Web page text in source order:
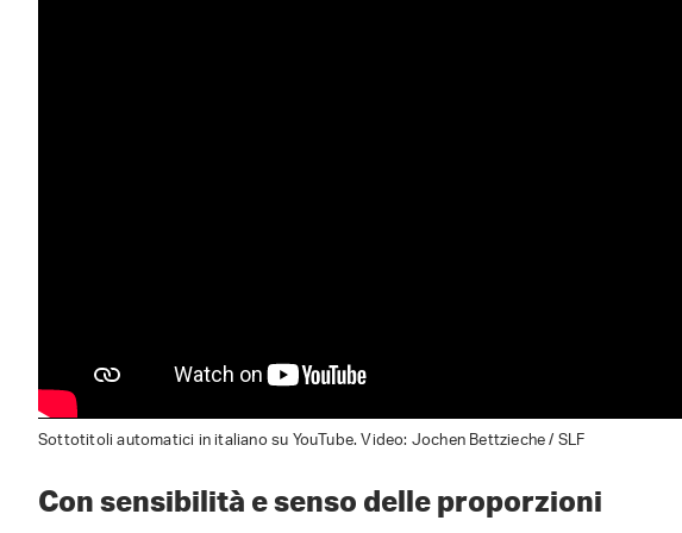
Sottotitoli automatici in italiano su YouTube. Video: Jochen Bettzieche / SLF
Con sensibilità e senso delle proporzioni